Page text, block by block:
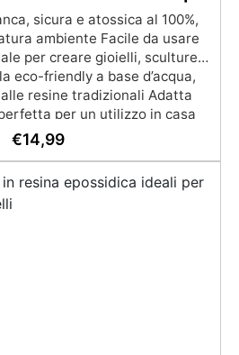
sicura e atossica al 100%,
ambiente Facile da usare
per creare gioielli, sculture e
eco-friendly a base d’acqua,
resine tradizionali Adatta
per un utilizzo in casa
e versatile, pronta in soli 30
rapide e personalizzabili.
€14,99